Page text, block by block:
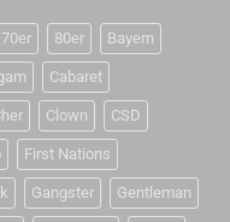
70er 80er Bayern
Cabaret
Clown CSD
First Nations
Gangster Gentleman